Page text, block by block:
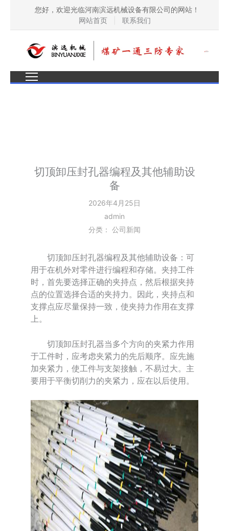
您好，欢迎光临河南滨远机械设备有限公司的网站！
网站首页
联系我们
切顶卸压封孔器编程及其他辅助设
备
2026年4月25日
admin
分类： 公司新闻
切顶卸压封孔器编程及其他辅助设备：可
用于在机外对零件进行编程和存储。夹持工件
时，首先要选择正确的夹持点，然后根据夹持
点的位置选择合适的夹持力。因此，夹持点和
支撑点应尽量保持一致，使夹持力作用在支撑
上。
切顶卸压封孔器当多个方向的夹紧力作用
于工件时，应考虑夹紧力的先后顺序。应先施
加夹紧力，使工件与支架接触，不易过大。主
要用于平衡切削力的夹紧力，应在以后使用。